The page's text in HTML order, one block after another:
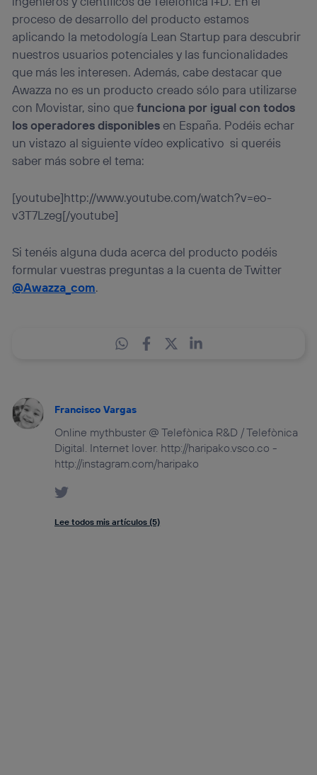
proceso de desarrollo del producto estamos
aplicando la metodología Lean Startup para descubrir
nuestros usuarios potenciales y las funcionalidades
que más les interesen. Además, cabe destacar que
Awazza no es un producto creado sólo para utilizarse
con Movistar, sino quefunciona por igual con todos
los operadores disponiblesen España. Podéis echar
un vistazo al siguiente vídeo explicativo si queréis
saber más sobre el tema:
[youtube]http://www.youtube.com/watch?v=eo-
v3T7Lzeg[/youtube]
Si tenéis alguna duda acerca del producto podéis
formular vuestras preguntas a la cuenta de Twitter
@Awazza_com.
Francisco Vargas
Online mythbuster @ Telefònica R&D / Telefònica
Digital. Internet lover. http://haripako.vsco.co -
http://instagram.com/haripako
Lee todos mis artículos (5)